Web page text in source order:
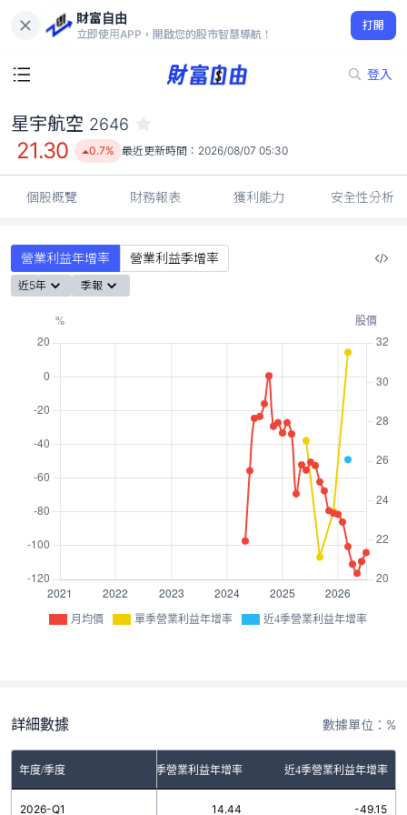
財富自由
立即使用APP，開啟您的股市智慧導航！
打開
登入
21.30
0.7%
星宇航空 2646
21.30 0.7% 最近更新時間： 2026/08/07 05:30
個股概覽 財務報表 獲利能力 安全性分析
營業利益年增率 營業利益季增率
近5年 季報
月均價 單季營業利益年增率 近4季營業利益年增率
詳細數據 數據單位：%
年度/季度 單季營業利益年增率 近4季營業利益年增率
2026-Q1 14.44 -49.15